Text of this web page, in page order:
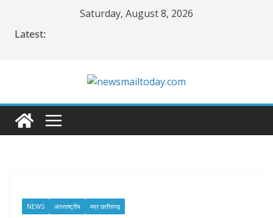
content
Saturday, August 8, 2026
Latest:
NEWS अंतरराष्ट्रीय मप्र छत्तीसगढ़